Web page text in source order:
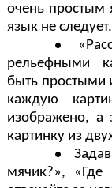
очень простым
язык не следует.
рельефными
быть простыми
каждую
изображено, а
картинку из
мячик?», «Где